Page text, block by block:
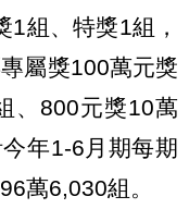
組、特獎1組，
屬獎100萬元獎
、800元獎10萬
年1-6月期每期
萬6,030組。